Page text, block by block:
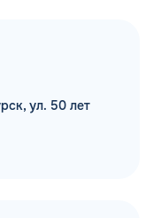
ул. 50 лет